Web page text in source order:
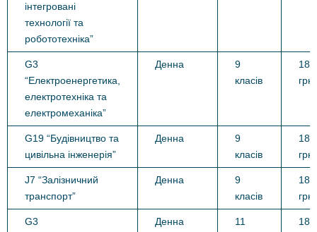
інтегровані
технології та
робототехніка”
G3
“Електроенергетика,
електротехніка та
електромеханіка”
Денна
9
класів
18
грн.
G19 “Будівництво та
цивільна інженерія”
Денна
9
класів
18
грн.
J7 “Залізничний
транспорт”
Денна
9
класів
18
грн.
G3
Денна
11
18